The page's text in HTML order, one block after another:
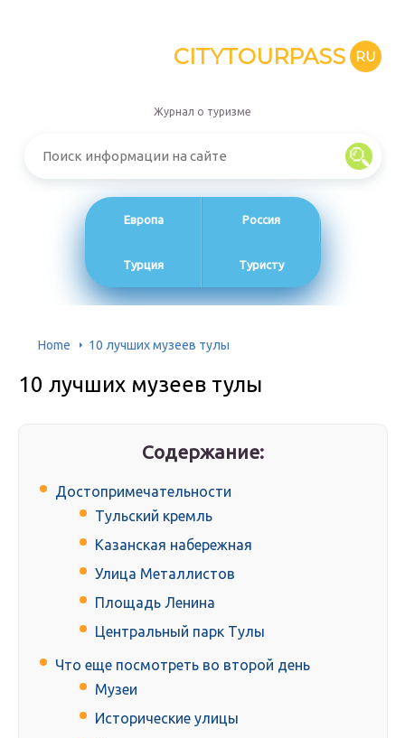
CITYTOURPASS RU
Журнал о туризме
Европа Россия
Турция Туристу
Home 10 лучших музеев тулы
10 лучших музеев тулы
Содержание:
Достопримечательности
Тульский кремль
Казанская набережная
Улица Металлистов
Площадь Ленина
Центральный парк Тулы
Что еще посмотреть во второй день
Музеи
Исторические улицы